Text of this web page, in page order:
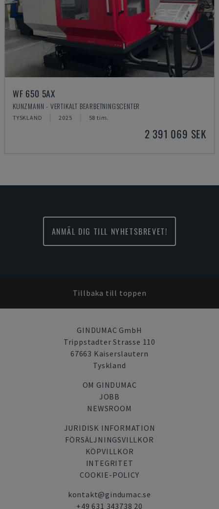
WF 650 5AX
KUNZMANN - VERTIKALT BEARBETNINGSCENTER
TYSKLAND 2025 58 tim.
2 391 069 SEK
ANMÄL DIG TILL NYHETSBREVET!
Tillbaka till toppen
GINDUMAC GmbH
Trippstadter Strasse 110
67663 Kaiserslautern
Tyskland
OM GINDUMAC
JOBB
NEWSROOM
JURIDISK INFORMATION
FÖRSÄLJNINGSVILLKOR
KÖPVILLKOR
INTEGRITET
COOKIE-POLICY
kontakt@gindumac.se
+49 631 343738 20